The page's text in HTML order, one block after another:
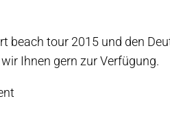
beach tour 2015 und den
Ihnen gern zur Verfügung.